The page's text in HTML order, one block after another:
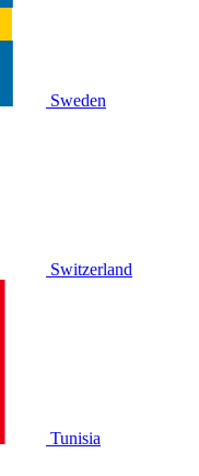
Sweden
Switzerland
Tunisia